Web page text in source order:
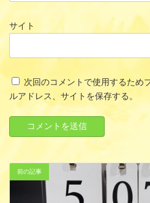
サイト
次回のコメントで使用するため
ルアドレス、サイトを保存する。
前の記事